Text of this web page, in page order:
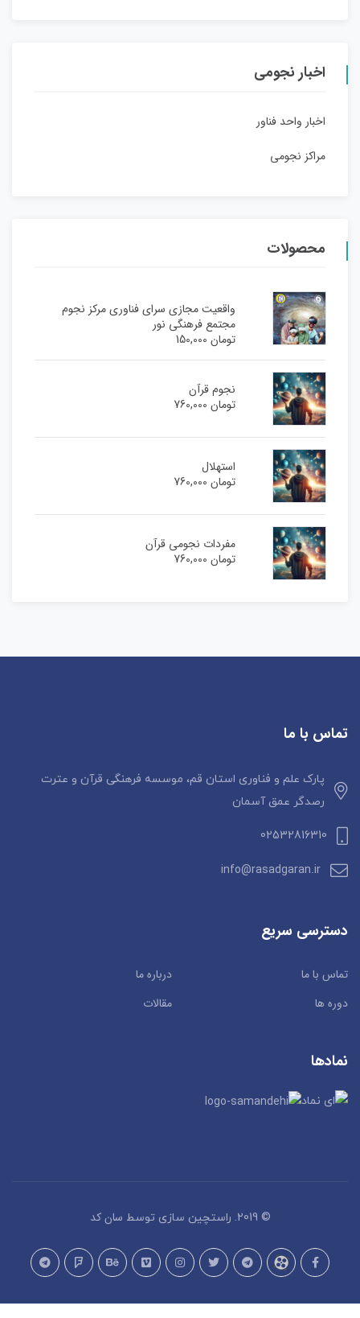
اخبار نجومی
اخبار واحد فناور
مراکز نجومی
محصولات
واقعیت مجازی سرای فناوری مرکز نجوم
مجتمع فرهنگی نور
تومان150,000
نجوم قرآن
تومان760,000
استهلال
تومان760,000
مفردات نجومی قرآن
تومان760,000
تماس با ما
پارک علم و فناوری استان قم، موسسه فرهنگی قرآن و عترت
رصدگر عمق آسمان
02532816310
info@rasadgaran.ir
دسترسی سریع
تماس با ما
درباره ما
دوره ها
مقالات
نمادها
© 2019. راستچین سازی توسط سان کد